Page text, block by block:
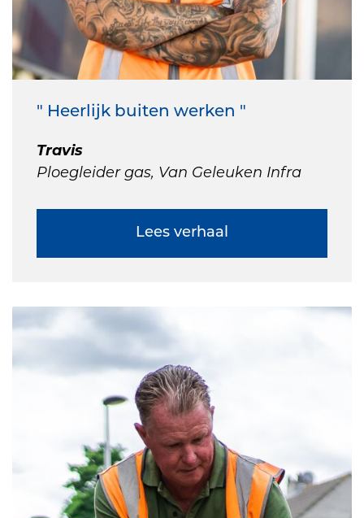
" Heerlijk buiten werken "
Travis
Ploegleider gas, Van Geleuken Infra
Lees verhaal